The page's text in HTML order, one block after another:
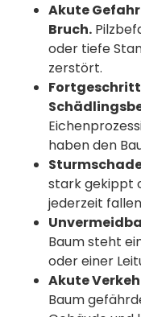
Akute
Bruch.
oder tiefe
zerstört.
haben den
stark gekippt
jederzeit
Baum steht
oder einer
Akute
Baum